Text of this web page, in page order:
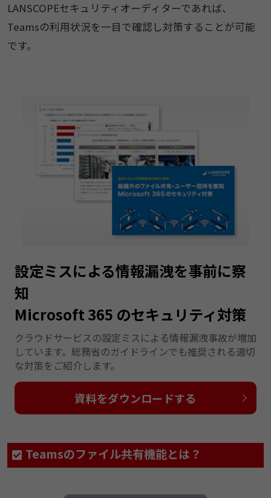
LANSCOPEセキュリティオーディターであれば、
Teamsの利用状況を一目で確認し対策することが可能
です。
設定ミスによる情報漏洩を事前に察
知
Microsoft 365 のセキュリティ対策
クラウドサービスの設定ミスによる情報漏洩事故が増加
しています。総務省のガイドラインでも推奨される適切
な対策をご紹介します。
資料をダウンロードする
Teamsのファイル共有機能とは？​